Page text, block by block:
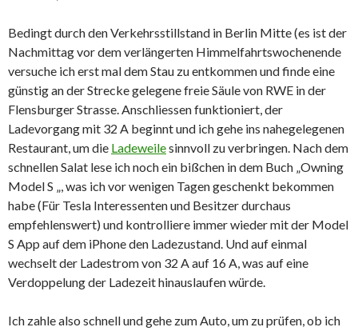
Bedingt durch den Verkehrsstillstand in Berlin Mitte (es ist der
Nachmittag vor dem verlängerten Himmelfahrtswochenende
versuche ich erst mal dem Stau zu entkommen und finde eine
günstig an der Strecke gelegene freie Säule von RWE in der
Flensburger Strasse. Anschliessen funktioniert, der
Ladevorgang mit 32 A beginnt und ich gehe ins nahegelegenen
Restaurant, um die Ladeweilesinnvoll zu verbringen. Nach dem
schnellen Salat lese ich noch ein bißchen in dem Buch „Owning
Model S „, was ich vor wenigen Tagen geschenkt bekommen
habe (Für Tesla Interessenten und Besitzer durchaus
empfehlenswert) und kontrolliere immer wieder mit der Model
S App auf dem iPhone den Ladezustand. Und auf einmal
wechselt der Ladestrom von 32 A auf 16 A, was auf eine
Verdoppelung der Ladezeit hinauslaufen würde.
Ich zahle also schnell und gehe zum Auto, um zu prüfen, ob ich